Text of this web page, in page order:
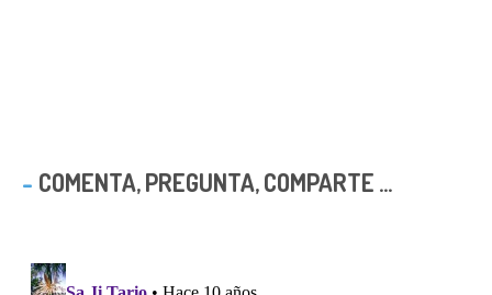
COMENTA, PREGUNTA, COMPARTE ...